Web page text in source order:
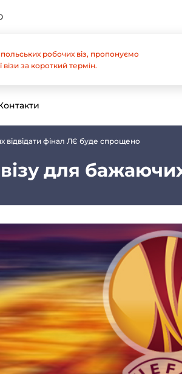
робочих віз, пропонуємо
за короткий термін.
відвідати фінал ЛЄ буде спрощено
для